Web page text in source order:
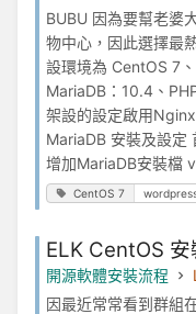
BUBU 因為要幫老婆
物中心，因此選擇最
設環境為 CentOS 7
MariaDB：10.4、
架設的設定啟用
MariaDB 安裝及設定
增加MariaDB安裝檔
CentOS 7
ELK CentOS 安
開源軟體安裝流程
因最近常常看到群組